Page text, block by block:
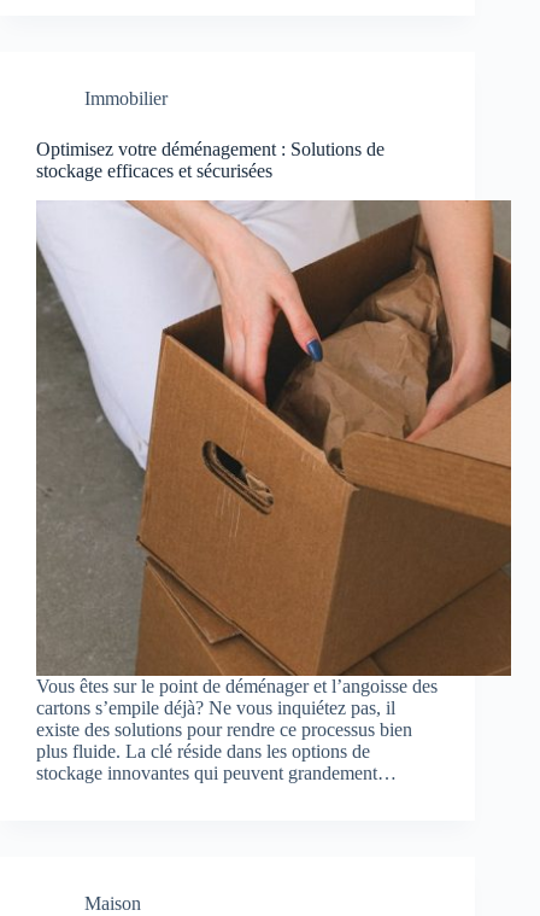
Immobilier
Optimisez votre déménagement : Solutions de
stockage efficaces et sécurisées
Vous êtes sur le point de déménager et l’angoisse des
cartons s’empile déjà? Ne vous inquiétez pas, il
existe des solutions pour rendre ce processus bien
plus fluide. La clé réside dans les options de
stockage innovantes qui peuvent grandement…
Maison